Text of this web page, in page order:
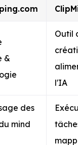
&
Outil
l'IA
des
mind